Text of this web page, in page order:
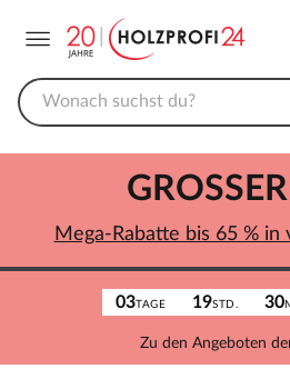
03TAGE 19STD. 30
Zu den Angeboten
Mega-Rabatte bis 65 % in